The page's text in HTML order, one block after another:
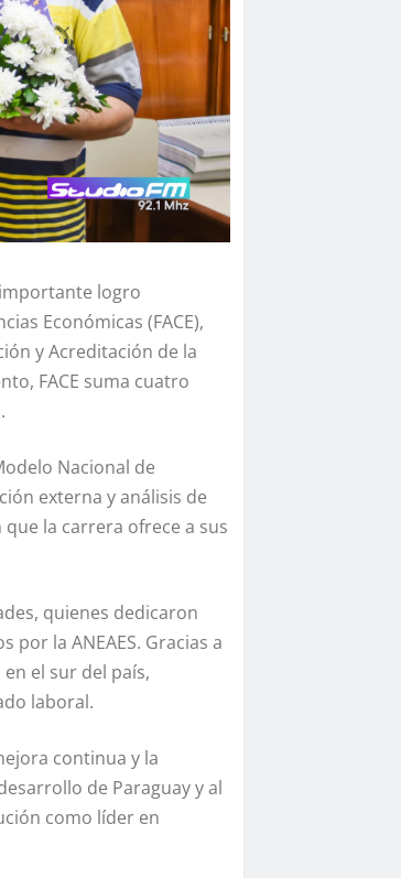
logro
Económicas (FACE),
y Acreditación de la
FACE suma cuatro
Nacional de
externa y análisis de
la carrera ofrece a sus
quienes dedicaron
la ANEAES. Gracias a
el sur del país,
laboral.
continua y la
de Paraguay y al
como líder en